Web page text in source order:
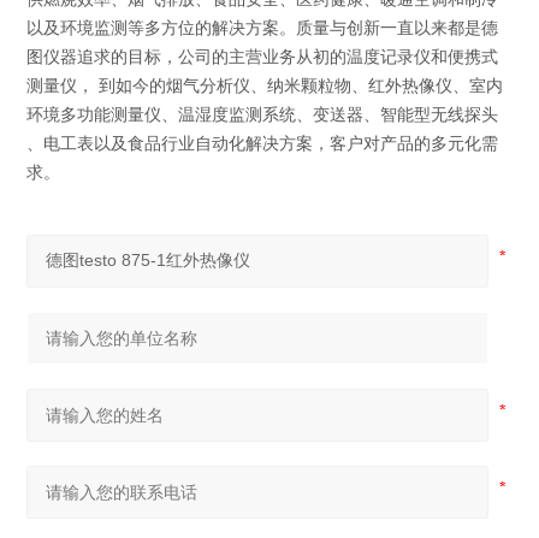
以及环境监测等多方位的解决方案。质量与创新一直以来都是德
图仪器追求的目标，公司的主营业务从初的温度记录仪和便携式
测量仪， 到如今的烟气分析仪、纳米颗粒物、红外热像仪、室内
环境多功能测量仪、温湿度监测系统、变送器、智能型无线探头
、电工表以及食品行业自动化解决方案，客户对产品的多元化需
求。